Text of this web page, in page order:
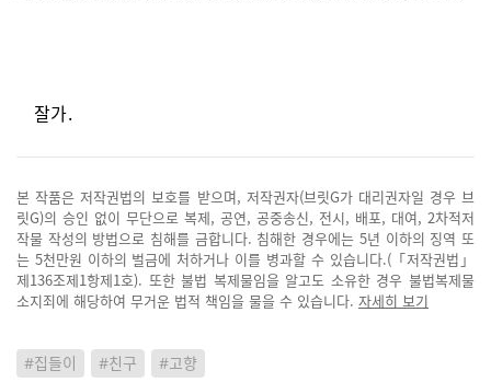
잘가.
본 작품은 저작권법의 보호를 받으며, 저작권자(브릿G가 대리권자일 경우 브
릿G)의 승인 없이 무단으로 복제, 공연, 공중송신, 전시, 배포, 대여, 2차적저
작물 작성의 방법으로 침해를 금합니다. 침해한 경우에는 5년 이하의 징역 또
는 5천만원 이하의 벌금에 처하거나 이를 병과할 수 있습니다.(「저작권법」
제136조제1항제1호). 또한 불법 복제물임을 알고도 소유한 경우 불법복제물
소지죄에 해당하여 무거운 법적 책임을 물을 수 있습니다. 자세히 보기
#집들이 #친구 #고향